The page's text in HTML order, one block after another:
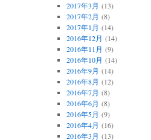
2017年3月 (13)
2017年2月 (8)
2017年1月 (14)
2016年12月 (14)
2016年11月 (9)
2016年10月 (14)
2016年9月 (14)
2016年8月 (12)
2016年7月 (8)
2016年6月 (8)
2016年5月 (9)
2016年4月 (16)
2016年3月 (13)